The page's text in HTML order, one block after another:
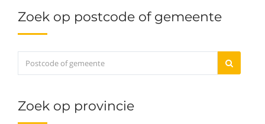
Zoek op postcode of gemeente
Zoek op provincie